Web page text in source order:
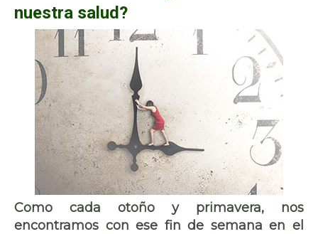
nuestra salud?
Como cada otoño y primavera, nos
encontramos con ese fin de semana en el